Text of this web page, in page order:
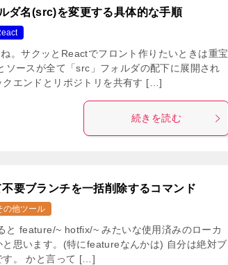
ダ名(src)を変更する具体的な手順
。サクッとReactでフロント作りたいときは重宝
ソースが全て「src」フォルダの配下に展開され
クエンドとリポジトリを共有す […]
続きを読む
要ブランチを一括削除するコマンド
の他ツール
と feature/~ hotfix/~ みたいな使用済みのローカ
と思います。(特にfeatureなんかは) 自分は絶対ブ
す。 かと言って […]